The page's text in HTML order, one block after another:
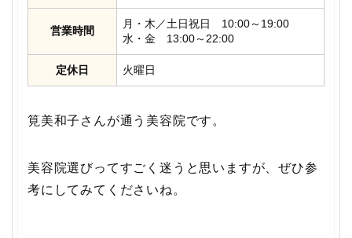
営業時間
月・木／土日祝日 10:00～19:00
水・金 13:00～22:00
定休日 火曜日
筧美和子さんが通う美容院です。
美容院選びってすごく迷うと思いますが、ぜひ参
考にしてみてくださいね。